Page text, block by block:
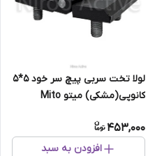
لولا تخت سربی پیچ سر خود ۵*۵
کانوپی(مشکی) میتو Mito
453,000
افزودن به سبد